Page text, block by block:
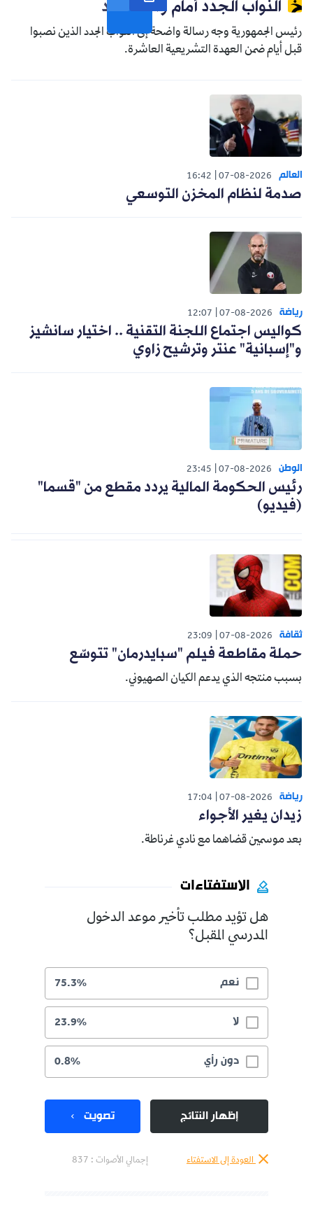
النواب الجدد أمام واقع جديد
رئيس الجمهورية وجه رسالة واضحة إلى النواب الجدد الذين نصبوا
قبل أيام ضمن العهدة التشريعية العاشرة.
العالم 07-08-2026
16:42
صدمة لنظام المخزن التوسعي
رياضة 07-08-2026
12:07
كواليس اجتماع اللجنة التقنية .. اختيار سانشيز
و"إسبانية" عنتر وترشيح زاوي
الوطن 07-08-2026
23:45
رئيس الحكومة المالية يردد مقطع من "قسما"
(فيديو)
ثقافة 07-08-2026
23:09
حملة مقاطعة فيلم "سبايدرمان" تتوسّع
بسبب منتجه الذي يدعم الكيان الصهيوني.
رياضة 07-08-2026
17:04
زيدان يغير الأجواء
بعد موسمين قضاهما مع نادي غرناطة.
الاستفتاءات
هل تؤيد مطلب تأخير موعد الدخول
المدرسي المقبل؟
نعم 75.3%
لا 23.9%
دون رأي 0.8%
إظهار النتائج تصويت
العودة إلى الاستفتاء إجمالي الأصوات : 837